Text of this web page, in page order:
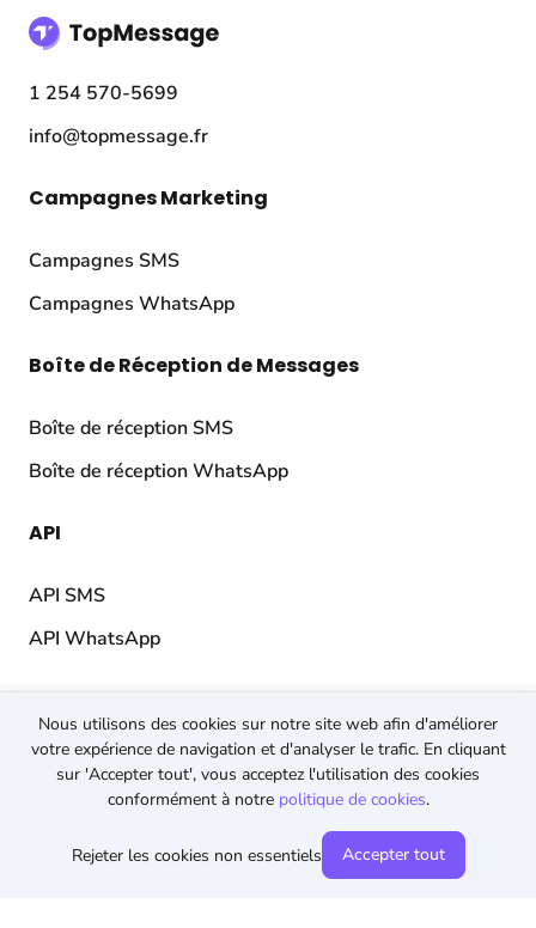
1 254 570-5699
info@topmessage.fr
Campagnes Marketing
Campagnes SMS
Campagnes WhatsApp
Boîte de Réception de Messages
Boîte de réception SMS
Boîte de réception WhatsApp
API
API SMS
API WhatsApp
© 2026 TopMessage.Tous droits réservés
Conditions générales
Politique de confidentialité
Nous utilisons des cookies sur notre site web afin d'améliorer
votre expérience de navigation et d'analyser le trafic. En cliquant
sur 'Accepter tout', vous acceptez l'utilisation des cookies
conformément à notre politique de cookies.
Rejeter les cookies non essentiels Accepter tout